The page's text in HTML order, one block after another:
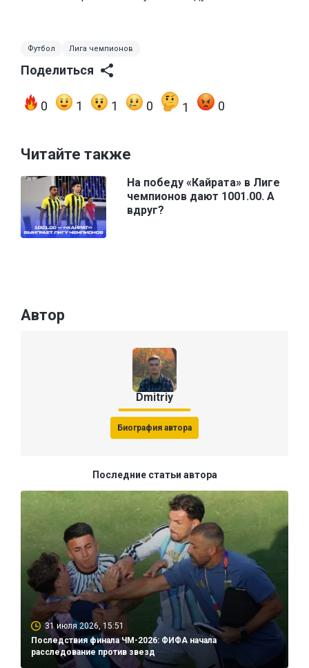
Футбол Лига чемпионов
Поделиться
0 1 1 0 1 0
Читайте также
На победу «Кайрата» в Лиге
чемпионов дают 1001.00. А
вдруг?
Автор
Dmitriy
Биография автора
Последние статьи автора
31 июля 2026, 15:51
Последствия финала ЧМ-2026: ФИФА начала
расследование против звезд